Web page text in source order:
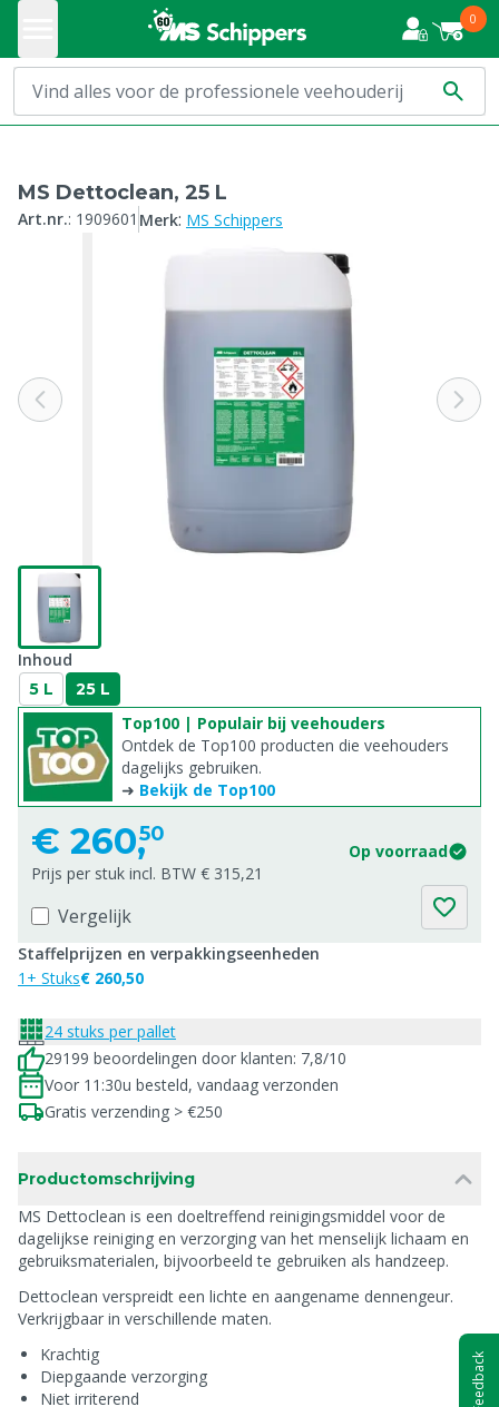
0
MS Dettoclean, 25 L
Art.nr.: 1909601 Merk: MS Schippers
Inhoud
5 L 25 L
Top100 | Populair bij veehouders
Ontdek de Top100 producten die veehouders
dagelijks gebruiken.
➜ Bekijk de Top100
€ 260,50
Op voorraad
Prijs per stuk incl. BTW € 315,21
Vergelijk
Staffelprijzen en verpakkingseenheden
1+ Stuks€ 260,50
24 stuks per pallet
29199 beoordelingen door klanten: 7,8/10
Voor 11:30u besteld, vandaag verzonden
Gratis verzending > €250
Productomschrijving
MS Dettoclean is een doeltreffend reinigingsmiddel voor de
dagelijkse reiniging en verzorging van het menselijk lichaam en
gebruiksmaterialen, bijvoorbeeld te gebruiken als handzeep.
Dettoclean verspreidt een lichte en aangename dennengeur.
Verkrijgbaar in verschillende maten.
Krachtig
Diepgaande verzorging
Niet irriterend
Feedback